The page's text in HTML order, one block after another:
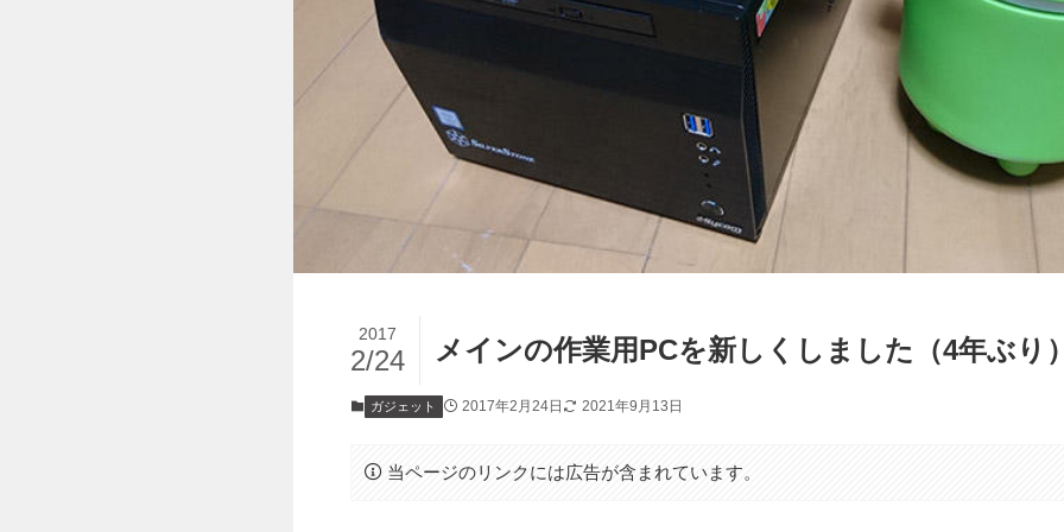
メインの作業用PCを新しくしました（4年ぶり
2017
2/24
ガジェット 2017年2月24日 2021年9月13日
当ページのリンクには広告が含まれています。